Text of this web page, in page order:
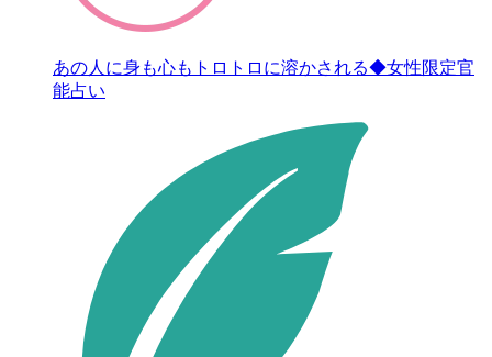
あの人に身も心もトロトロに溶かされる◆女性限定官
能占い